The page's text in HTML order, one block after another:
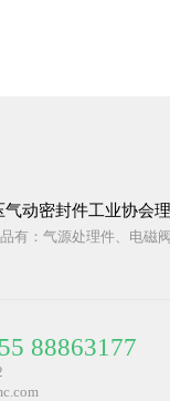
动密封件工业协会理
有：气源处理件、电磁
88863177